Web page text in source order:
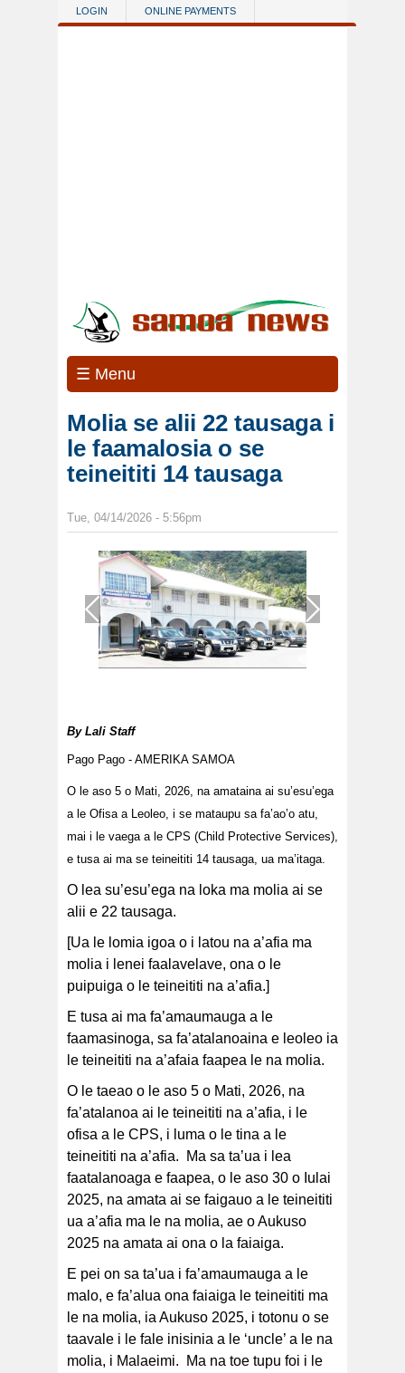
Skip to main content
LOGIN ONLINE PAYMENTS
☰ Menu
Molia se alii 22 tausaga i
le faamalosia o se
teineititi 14 tausaga
Tue, 04/14/2026 - 5:56pm
1
By Lali Staff
Pago Pago - AMERIKA SAMOA
O le aso 5 o Mati, 2026, na amataina ai su’esu’ega
a le Ofisa a Leoleo, i se mataupu sa fa’ao’o atu,
mai i le vaega a le CPS (Child Protective Services),
e tusa ai ma se teineititi 14 tausaga, ua ma’itaga.
O lea su’esu’ega na loka ma molia ai se
alii e 22 tausaga.
[Ua le lomia igoa o i latou na a’afia ma
molia i lenei faalavelave, ona o le
puipuiga o le teineititi na a’afia.]
E tusa ai ma fa’amaumauga a le
faamasinoga, sa fa’atalanoaina e leoleo ia
le teineititi na a’afaia faapea le na molia.
O le taeao o le aso 5 o Mati, 2026, na
fa’atalanoa ai le teineititi na a’afia, i le
ofisa a le CPS, i luma o le tina a le
teineititi na a’afia. Ma sa ta’ua i lea
faatalanoaga e faapea, o le aso 30 o Iulai
2025, na amata ai se faigauo a le teineititi
ua a’afia ma le na molia, ae o Aukuso
2025 na amata ai ona o la faiaiga.
E pei on sa ta’ua i fa’amaumauga a le
malo, e fa’alua ona faiaiga le teineititi ma
le na molia, ia Aukuso 2025, i totonu o se
taavale i le fale inisinia a le ‘uncle’ a le na
molia, i Malaeimi. Ma na toe tupu foi i le